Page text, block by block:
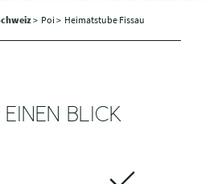
> Poi > Heimatstube Fissau
EINEN BLICK